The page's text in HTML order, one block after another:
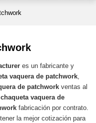
es un fabricante y
vaquera de patchwork,
de patchwork ventas al
chaqueta vaquera de
fabricación por contrato.
la mejor cotización para